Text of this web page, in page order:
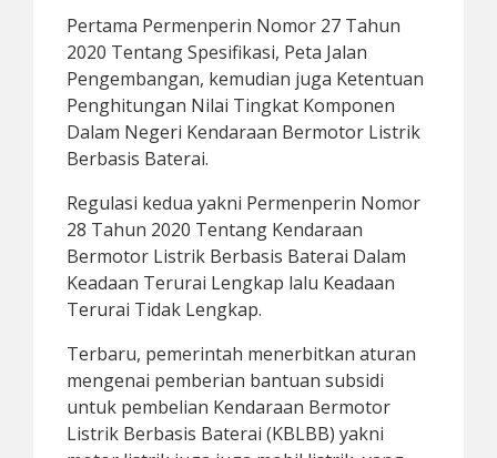
Pertama Permenperin Nomor 27 Tahun
2020 Tentang Spesifikasi, Peta Jalan
Pengembangan, kemudian juga Ketentuan
Penghitungan Nilai Tingkat Komponen
Dalam Negeri Kendaraan Bermotor Listrik
Berbasis Baterai.
Regulasi kedua yakni Permenperin Nomor
28 Tahun 2020 Tentang Kendaraan
Bermotor Listrik Berbasis Baterai Dalam
Keadaan Terurai Lengkap lalu Keadaan
Terurai Tidak Lengkap.
Terbaru, pemerintah menerbitkan aturan
mengenai pemberian bantuan subsidi
untuk pembelian Kendaraan Bermotor
Listrik Berbasis Baterai (KBLBB) yakni